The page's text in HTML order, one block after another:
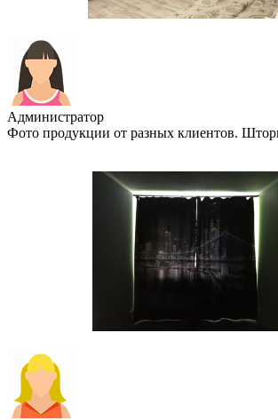
Администратор
Фото продукции от разных клиентов.